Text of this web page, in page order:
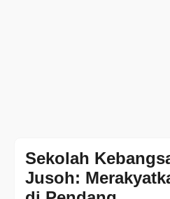
Sekolah
Jusoh: